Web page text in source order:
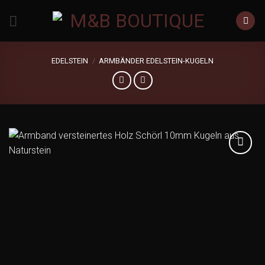
EDELSTEIN / ARMBÄNDER EDELSTEIN-KUGELN